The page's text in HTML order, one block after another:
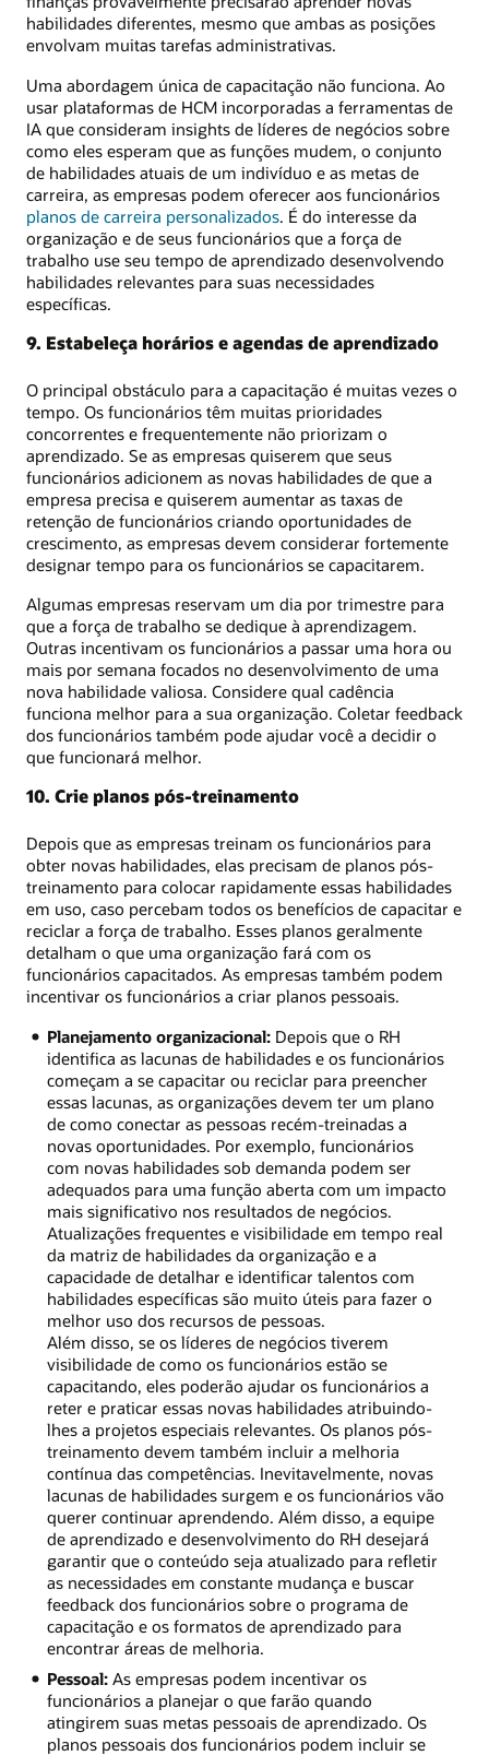
habilidades diferentes, mesmo que ambas as posições
envolvam muitas tarefas administrativas.
Uma abordagem única de capacitação não funciona. Ao
usar plataformas de HCM incorporadas a ferramentas de
IA que consideram insights de líderes de negócios sobre
como eles esperam que as funções mudem, o conjunto
de habilidades atuais de um indivíduo e as metas de
carreira, as empresas podem oferecer aos funcionários
planos de carreira personalizados. É do interesse da
organização e de seus funcionários que a força de
trabalho use seu tempo de aprendizado desenvolvendo
habilidades relevantes para suas necessidades
específicas.
9. Estabeleça horários e agendas de aprendizado
O principal obstáculo para a capacitação é muitas vezes o
tempo. Os funcionários têm muitas prioridades
concorrentes e frequentemente não priorizam o
aprendizado. Se as empresas quiserem que seus
funcionários adicionem as novas habilidades de que a
empresa precisa e quiserem aumentar as taxas de
retenção de funcionários criando oportunidades de
crescimento, as empresas devem considerar fortemente
designar tempo para os funcionários se capacitarem.
Algumas empresas reservam um dia por trimestre para
que a força de trabalho se dedique à aprendizagem.
Outras incentivam os funcionários a passar uma hora ou
mais por semana focados no desenvolvimento de uma
nova habilidade valiosa. Considere qual cadência
funciona melhor para a sua organização. Coletar feedback
dos funcionários também pode ajudar você a decidir o
que funcionará melhor.
10. Crie planos pós-treinamento
Depois que as empresas treinam os funcionários para
obter novas habilidades, elas precisam de planos pós-
treinamento para colocar rapidamente essas habilidades
em uso, caso percebam todos os benefícios de capacitar e
reciclar a força de trabalho. Esses planos geralmente
detalham o que uma organização fará com os
funcionários capacitados. As empresas também podem
incentivar os funcionários a criar planos pessoais.
Planejamento organizacional:Depois que o RH
identifica as lacunas de habilidades e os funcionários
começam a se capacitar ou reciclar para preencher
essas lacunas, as organizações devem ter um plano
de como conectar as pessoas recém-treinadas a
novas oportunidades. Por exemplo, funcionários
com novas habilidades sob demanda podem ser
adequados para uma função aberta com um impacto
mais significativo nos resultados de negócios.
Atualizações frequentes e visibilidade em tempo real
da matriz de habilidades da organização e a
capacidade de detalhar e identificar talentos com
habilidades específicas são muito úteis para fazer o
melhor uso dos recursos de pessoas.
Além disso, se os líderes de negócios tiverem
visibilidade de como os funcionários estão se
capacitando, eles poderão ajudar os funcionários a
reter e praticar essas novas habilidades atribuindo-
lhes a projetos especiais relevantes. Os planos pós-
treinamento devem também incluir a melhoria
contínua das competências. Inevitavelmente, novas
lacunas de habilidades surgem e os funcionários vão
querer continuar aprendendo. Além disso, a equipe
de aprendizado e desenvolvimento do RH desejará
garantir que o conteúdo seja atualizado para refletir
as necessidades em constante mudança e buscar
feedback dos funcionários sobre o programa de
capacitação e os formatos de aprendizado para
encontrar áreas de melhoria.
Pessoal:As empresas podem incentivar os
funcionários a planejar o que farão quando
atingirem suas metas pessoais de aprendizado. Os
planos pessoais dos funcionários podem incluir se